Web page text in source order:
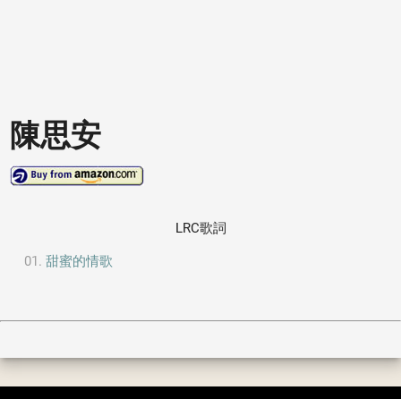
陳思安
LRC歌詞
甜蜜的情歌